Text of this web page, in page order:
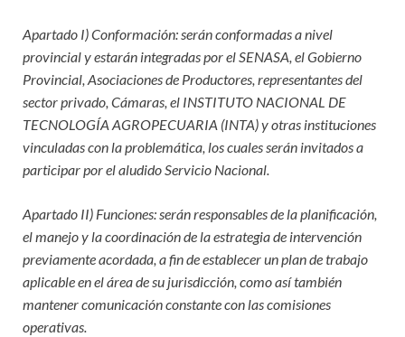
Apartado I) Conformación: serán conformadas a nivel
provincial y estarán integradas por el SENASA, el Gobierno
Provincial, Asociaciones de Productores, representantes del
sector privado, Cámaras, el INSTITUTO NACIONAL DE
TECNOLOGÍA AGROPECUARIA (INTA) y otras instituciones
vinculadas con la problemática, los cuales serán invitados a
participar por el aludido Servicio Nacional.
Apartado II) Funciones: serán responsables de la planificación,
el manejo y la coordinación de la estrategia de intervención
previamente acordada, a fin de establecer un plan de trabajo
aplicable en el área de su jurisdicción, como así también
mantener comunicación constante con las comisiones
operativas.